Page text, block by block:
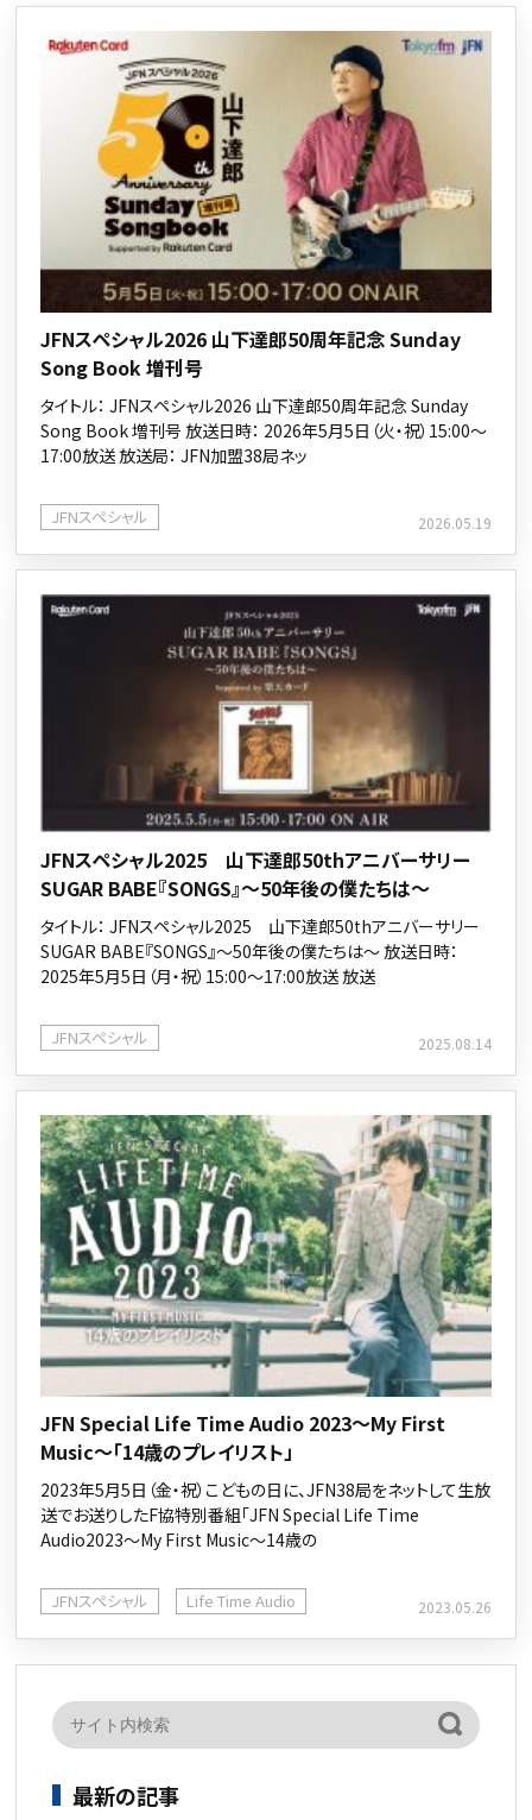
JFNスペシャル2026 山下達郎50周年記念 Sunday
Song Book 増刊号
タイトル： JFNスペシャル2026 山下達郎50周年記念 Sunday
Song Book 増刊号 放送日時： 2026年5月5日（火・祝）15:00～
17:00放送 放送局： JFN加盟38局ネッ
JFNスペシャル 2026.05.19
JFNスペシャル2025 山下達郎50thアニバーサリー
SUGAR BABE『SONGS』～50年後の僕たちは～
タイトル： JFNスペシャル2025 山下達郎50thアニバーサリー
SUGAR BABE『SONGS』～50年後の僕たちは～ 放送日時：
2025年5月5日（月・祝）15:00～17:00放送 放送
JFNスペシャル 2025.08.14
JFN Special Life Time Audio 2023～My First
Music～「14歳のプレイリスト」
2023年5月5日（金・祝）こどもの日に、JFN38局をネットして生放
送でお送りしたF協特別番組「JFN Special Life Time
Audio2023～My First Music～14歳の
JFNスペシャル Life Time Audio 2023.05.26
最新の記事